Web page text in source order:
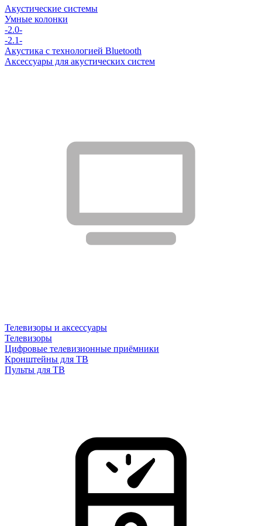
Акустические системы
Умные колонки
-2.0-
-2.1-
Акустика с технологией Bluetooth
Аксессуары для акустических систем
Телевизоры и аксессуары
Телевизоры
Цифровые телевизионные приёмники
Кронштейны для ТВ
Пульты для ТВ